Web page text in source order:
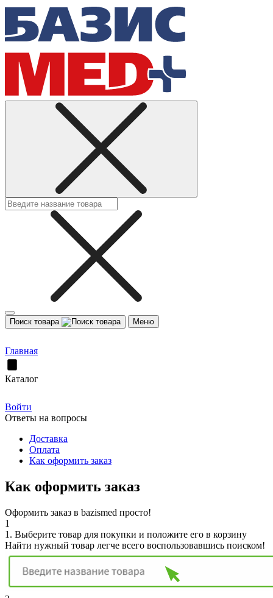
Поиск товара Меню
Главная
Каталог
Войти
Ответы на вопросы
Доставка
Оплата
Как оформить заказ
Как оформить заказ
Оформить заказ в bazismed просто!
1
1. Выберите товар для покупки и положите его в корзину
Найти нужный товар легче всего воспользовавшись поиском!